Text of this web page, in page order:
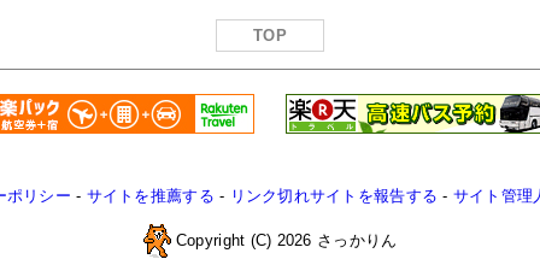
TOP
ポリシー - サイトを推薦する - リンク切れサイトを報告する - サイト管理
Copyright (C) 2026 さっかりん